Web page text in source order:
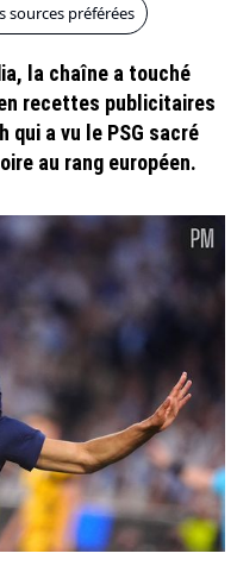
sources préférées
la chaîne a touché
recettes publicitaires
qui a vu le PSG sacré
au rang européen.